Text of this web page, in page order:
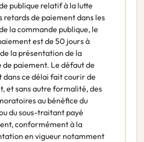
publique relatif à la lutte
retards de paiement dans les
la commande publique, le
est de 50 jours à
la présentation de la
de paiement. Le défaut de
dans ce délai fait courir de
et sans autre formalité, des
au bénéfice du
du sous-traitant payé
conformément à la
en vigueur notamment